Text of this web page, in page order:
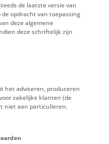
de laatste versie van
opdracht van toepassing
deze algemene
deze schriftelijk zijn
het adviseren, produceren
zakelijke klanten (de
niet aan particulieren.